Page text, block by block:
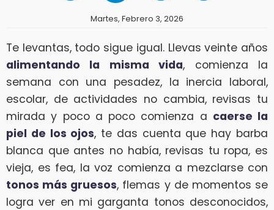
Martes, Febrero 3, 2026
Te levantas, todo sigue igual. Llevas veinte años
alimentando la misma vida, comienza la
semana con una pesadez, la inercia laboral,
escolar, de actividades no cambia, revisas tu
mirada y poco a poco comienza a caerse la
piel de los ojos, te das cuenta que hay barba
blanca que antes no había, revisas tu ropa, es
vieja, es fea, la voz comienza a mezclarse con
tonos más gruesos, flemas y de momentos se
logra ver en mi garganta tonos desconocidos,